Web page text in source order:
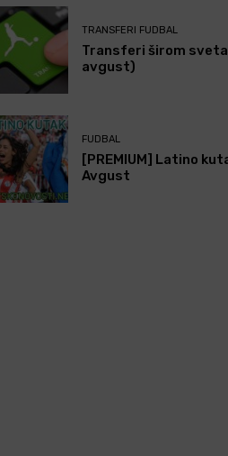
TRANSFERI FUDBAL
Transferi širom
avgust)
FUDBAL
[PREMIUM] Latino
Avgust